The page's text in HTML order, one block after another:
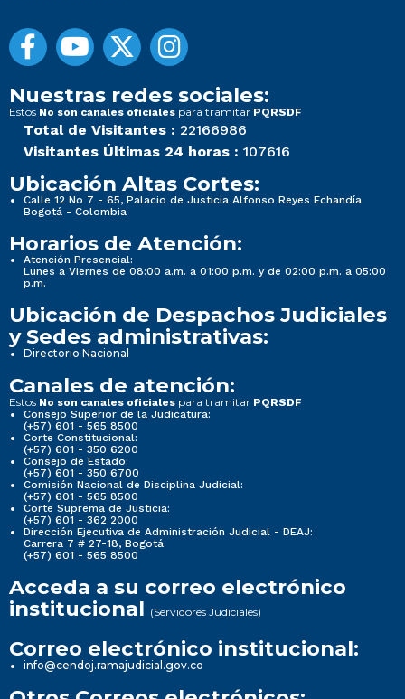
Nuestras redes sociales:
Estos No son canales oficiales para tramitar PQRSDF
Total de Visitantes : 22166986
Visitantes Últimas 24 horas : 107616
Ubicación Altas Cortes:
Calle 12 No 7 - 65, Palacio de Justicia Alfonso Reyes Echandía
Bogotá - Colombia
Horarios de Atención:
Atención Presencial:
Lunes a Viernes de 08:00 a.m. a 01:00 p.m. y de 02:00 p.m. a 05:00
p.m.
Ubicación de Despachos Judiciales
y Sedes administrativas:
Directorio Nacional
Canales de atención:
Estos No son canales oficiales para tramitar PQRSDF
Consejo Superior de la Judicatura:
(+57) 601 - 565 8500
Corte Constitucional:
(+57) 601 - 350 6200
Consejo de Estado:
(+57) 601 - 350 6700
Comisión Nacional de Disciplina Judicial:
(+57) 601 - 565 8500
Corte Suprema de Justicia:
(+57) 601 - 362 2000
Dirección Ejecutiva de Administración Judicial - DEAJ:
Carrera 7 # 27-18, Bogotá
(+57) 601 - 565 8500
Acceda a su correo electrónico
institucional (Servidores Judiciales)
Correo electrónico institucional:
info@cendoj.ramajudicial.gov.co